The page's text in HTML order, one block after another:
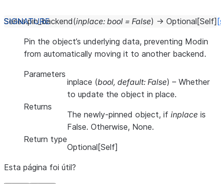
Series.pin_backend(inplace: bool = False) → Optional [Self]
Pin the object’s underlying data, preventing Modin
from automatically moving it to another backend.
Parameters
inplace (bool, default: False) – Whether
to update the object in place.
Returns
The newly-pinned object, if inplace is
False. Otherwise, None.
Return type
Optional[Self]
Esta página foi útil?